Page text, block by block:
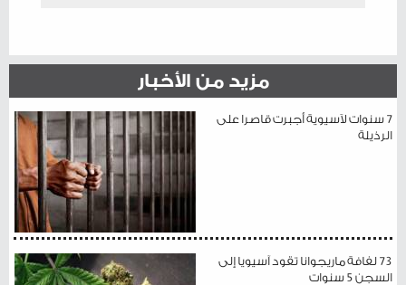
مزيد من الأخبار
7 سنوات لآسيوية أجبرت قاصرا على
الرذيلة
73 لفافة ماريجوانا تقود آسيويا إلى
السجن 5 سنوات